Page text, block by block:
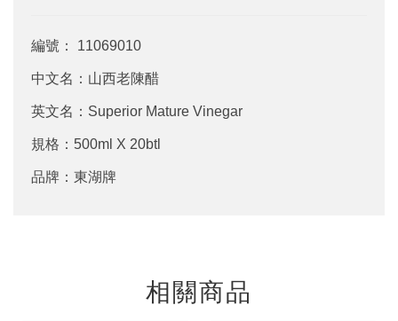
編號： 11069010
中文名：山西老陳醋
英文名：Superior Mature Vinegar
規格：500ml X 20btl
品牌：東湖牌
相關商品